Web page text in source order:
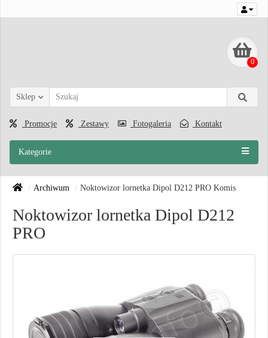
0
Sklep
Promocje Zestawy Fotogaleria Kontakt
Kategorie
Archiwum Noktowizor lornetka Dipol D212 PRO Komis
Noktowizor lornetka Dipol D212
PRO